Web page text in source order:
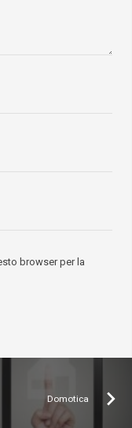
browser per la
Domotica